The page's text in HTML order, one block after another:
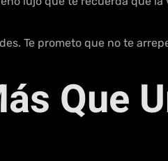
Te prometo que no te
Que